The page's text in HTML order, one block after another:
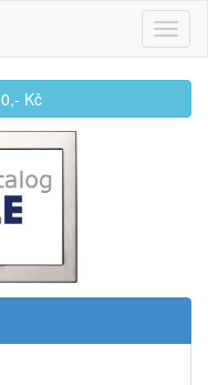
0,- Kč